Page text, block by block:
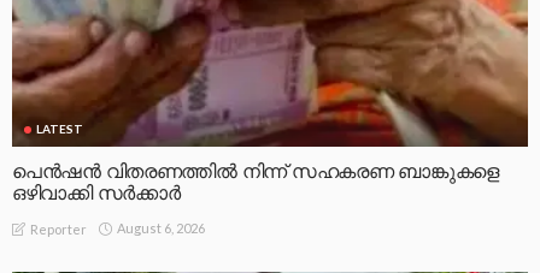
LATEST
പെൻഷൻ വിതരണത്തിൽ നിന്ന് സഹകരണ ബാങ്കുകളെ
ഒഴിവാക്കി സർക്കാർ
Reporter August 6, 2026